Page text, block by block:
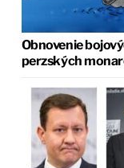
Obnovenie
perzských